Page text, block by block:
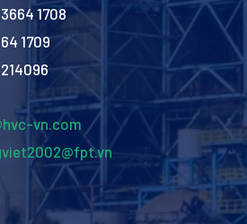
1708
1709
vn.com